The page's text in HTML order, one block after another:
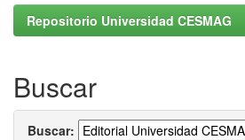
Repositorio Universidad CESMAG
Buscar
Buscar: